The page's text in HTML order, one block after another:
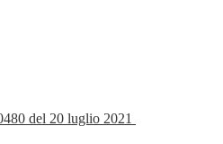
del 20 luglio 2021